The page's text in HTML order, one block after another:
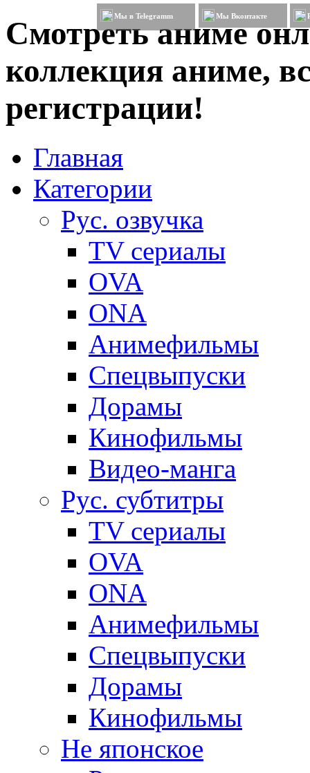
Смотреть аниме
коллекция аниме,
регистрации!
Мы в Telegramm Мы Вконтакте
Главная
Категории
Рус. озвучка
TV сериалы
OVA
ONA
Анимефильмы
Спецвыпуски
Дорамы
Кинофильмы
Видео-манга
Рус. субтитры
TV сериалы
OVA
ONA
Анимефильмы
Спецвыпуски
Дорамы
Кинофильмы
Не японское